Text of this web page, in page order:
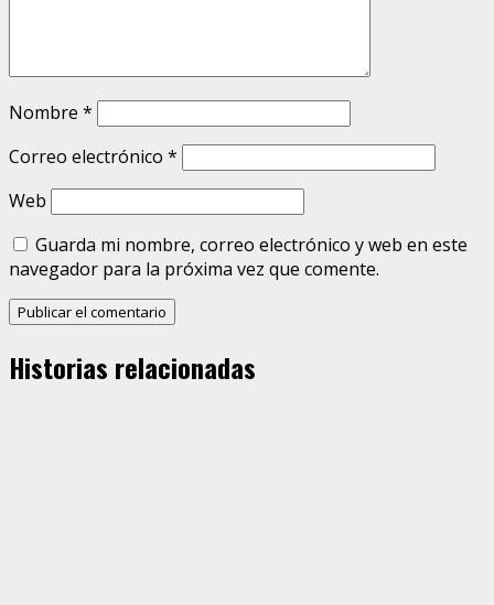
Nombre *
Correo electrónico *
Web
Guarda mi nombre, correo electrónico y web en este
navegador para la próxima vez que comente.
Historias relacionadas